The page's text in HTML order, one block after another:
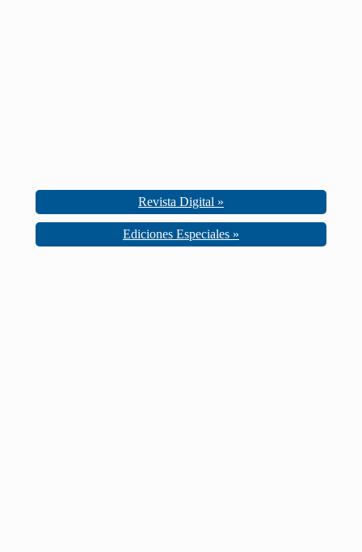
Revista Digital »
Ediciones Especiales »